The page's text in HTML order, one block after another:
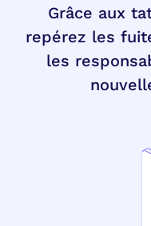
Grâce aux
repérez les
les